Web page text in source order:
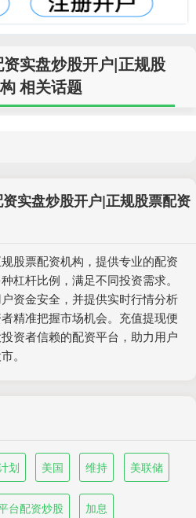
实盘炒股开户|正规股
相关话题
实盘炒股开户|正规股票配资
股票配资机构，提供专业的配资
杠杆比例，满足不同投资需求。
资金安全，并提供实时行情分析
精准把握市场机会。充值提现便
资者信赖的配资平台，助力用户
。
划 美国 维持 美联储
台配资炒股 加息